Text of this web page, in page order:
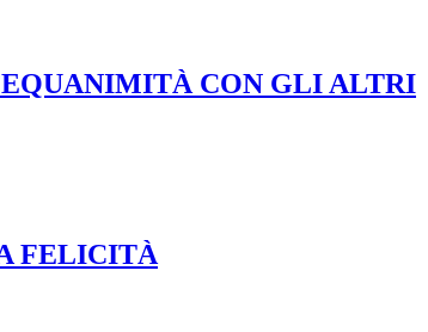
CON GLI ALTRI
FELICITÀ